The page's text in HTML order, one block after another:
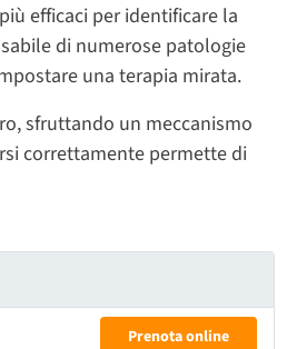
efficaci per identificare la
di numerose patologie
una terapia mirata.
sfruttando un meccanismo
correttamente permette di
Prenota online